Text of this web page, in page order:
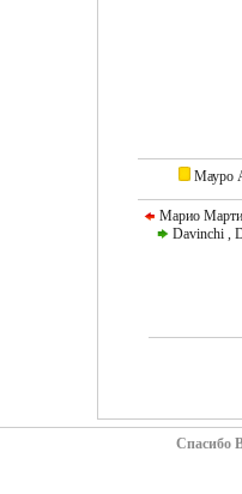
Мауро
Марио
Davinchi ,
Спасибо